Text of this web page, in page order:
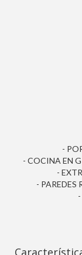
-
- COCINA EN
-
- PAREDES